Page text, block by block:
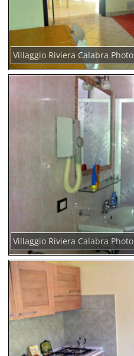
Villaggio Riviera Calabra Photo
Villaggio Riviera Calabra Photo